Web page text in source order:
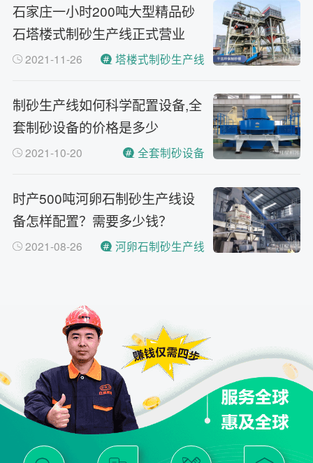
石家庄一小时200吨大型精品砂
石塔楼式制砂生产线正式营业
2021-11-26 塔楼式制砂生产线
制砂生产线如何科学配置设备,全
套制砂设备的价格是多少
2021-10-20 全套制砂设备
时产500吨河卵石制砂生产线设
备怎样配置？需要多少钱？
2021-08-26 河卵石制砂生产线